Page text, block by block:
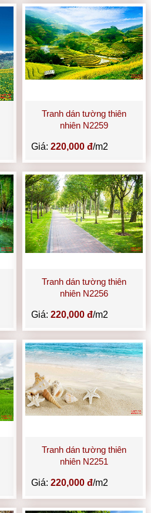
Tranh dán tường thiên
nhiên N2259
Giá: 220,000 đ/m2
Tranh dán tường thiên
nhiên N2256
Giá: 220,000 đ/m2
Tranh dán tường thiên
nhiên N2251
Giá: 220,000 đ/m2